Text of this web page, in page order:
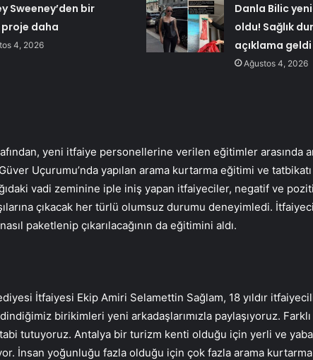
Sweeney’den bir
daha
4, 2026
Danla Bilic
oldu! Sağlık
açıklama geldi
Ağustos 4, 2026
yeni itfaiye personellerine verilen eğitimler arasında
Uçurumu’nda yapılan arama kurtarma eğitimi ve
vadi zeminine iple iniş yapan itfaiyeciler, negatif ve
çıkacak her türlü olumsuz durumu deneyimledi.
paketlenip çıkarılacağının da eğitimini aldı.
İtfaiyesi Ekip Amiri Selamettin Sağlam, 18 yıldır
birikimleri yeni arkadaşlarımızla paylaşıyoruz.
tabi tutuyoruz. Antalya bir turizm kenti olduğu için yerli ve
İnsan yoğunluğu fazla olduğu için çok fazla arama kurtarma